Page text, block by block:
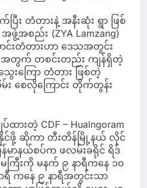
း တံတားနဲ့ အနီးဆုံး ရွာ ဖြစ်
အဖွဲ့အစည်း (ZYA Lamzang)
းတံတားဟာ ဒေသအတွင်း
အတွက် တစင်းတည်း ကျန်ရှိတဲ့
ကြော တံတား ဖြစ်တဲ့
း စေလိုကြောင်း တိုက်တွန်း
ထားတဲ့ CDF – Hualngoram
င်ဖို့ ဆိုကာ တီးတိန်မြို့နယ် လိုင်
န်မာနယ်စပ်က ဖလမ်းခရိုင် ရိဒ်
မကြီးကို မနက် ၉ နာရီကနေ ၁၀
ရီ ကနေ ၉ နာရီအတွင်းသာ